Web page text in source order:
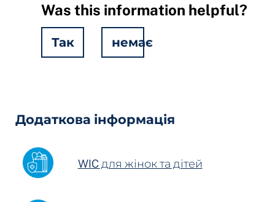
Was this information helpful?
Так немає
Додаткова інформація
WIC для жінок та дітей